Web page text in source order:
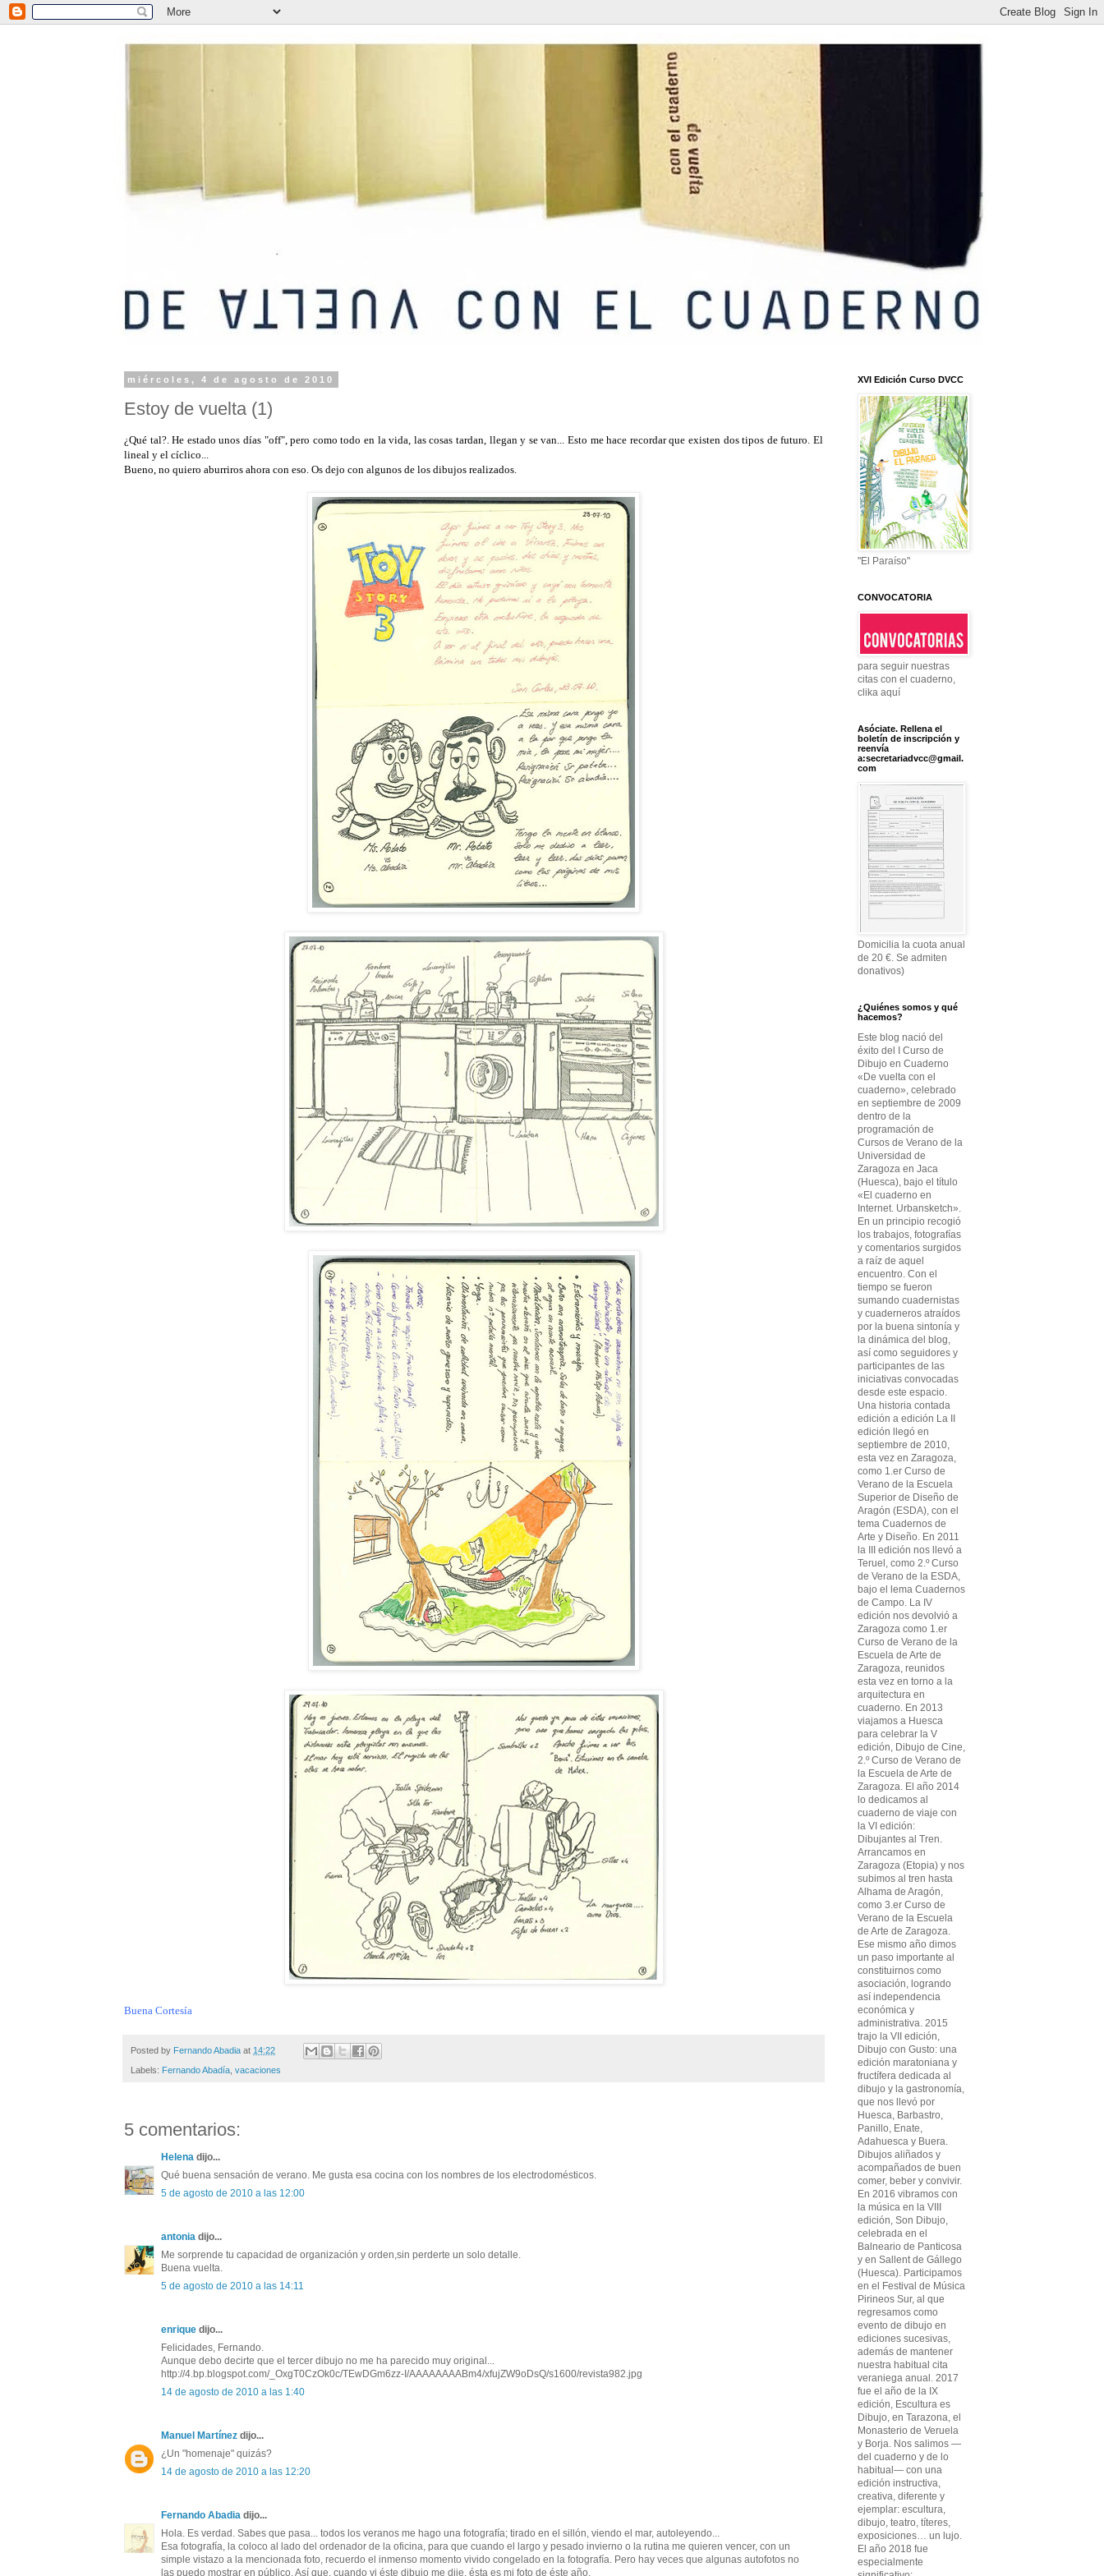
miércoles, 4 de agosto de 2010
Estoy de vuelta (1)
¿Qué tal?. He estado unos días "off", pero como todo en la vida, las cosas tardan, llegan y se van... Esto me hace recordar que existen dos tipos de futuro. El
lineal y el cíclico...
Bueno, no quiero aburriros ahora con eso. Os dejo con algunos de los dibujos realizados.
Buena Cortesía
Posted by Fernando Abadia at 14:22
Labels: Fernando Abadía vacaciones
5 comentarios:
Helena dijo...
Qué buena sensación de verano. Me gusta esa cocina con los nombres de los electrodomésticos.
5 de agosto de 2010 a las 12:00
antonia dijo...
Me sorprende tu capacidad de organización y orden,sin perderte un solo detalle.
Buena vuelta.
5 de agosto de 2010 a las 14:11
enrique dijo...
Felicidades, Fernando.
Aunque debo decirte que el tercer dibujo no me ha parecido muy original...
http://4.bp.blogspot.com/_OxgT0CzOk0c/TEwDGm6zz-I/AAAAAAAABm4/xfujZW9oDsQ/s1600/revista982.jpg
14 de agosto de 2010 a las 1:40
Manuel Martínez dijo...
¿Un "homenaje" quizás?
14 de agosto de 2010 a las 12:20
Fernando Abadia dijo...
Hola. Es verdad. Sabes que pasa... todos los veranos me hago una fotografía; tirado en el sillón, viendo el mar, autoleyendo...
Esa fotografía, la coloco al lado del ordenador de la oficina, para que cuando el largo y pesado invierno o la rutina me quieren vencer, con un
simple vistazo a la mencionada foto, recuerdo el inmenso momento vivido congelado en la fotografía. Pero hay veces que algunas autofotos no
las puedo mostrar en público. Así que, cuando vi éste dibujo me dije, ésta es mi foto de éste año.
XVI Edición Curso DVCC
"El Paraíso"
CONVOCATORIA
para seguir nuestras
citas con el cuaderno,
clika aquí
Asóciate. Rellena el
boletín de inscripción y
reenvía
a:secretariadvcc@gmail.
com
Domicilia la cuota anual
de 20 €. Se admiten
donativos)
¿Quiénes somos y qué
hacemos?
Este blog nació del
éxito del I Curso de
Dibujo en Cuaderno
«De vuelta con el
cuaderno», celebrado
en septiembre de 2009
dentro de la
programación de
Cursos de Verano de la
Universidad de
Zaragoza en Jaca
(Huesca), bajo el título
«El cuaderno en
Internet. Urbansketch».
En un principio recogió
los trabajos, fotografías
y comentarios surgidos
a raíz de aquel
encuentro. Con el
tiempo se fueron
sumando cuadernistas
y cuaderneros atraídos
por la buena sintonía y
la dinámica del blog,
así como seguidores y
participantes de las
iniciativas convocadas
desde este espacio.
Una historia contada
edición a edición La II
edición llegó en
septiembre de 2010,
esta vez en Zaragoza,
como 1.er Curso de
Verano de la Escuela
Superior de Diseño de
Aragón (ESDA), con el
tema Cuadernos de
Arte y Diseño. En 2011
la III edición nos llevó a
Teruel, como 2.º Curso
de Verano de la ESDA,
bajo el lema Cuadernos
de Campo. La IV
edición nos devolvió a
Zaragoza como 1.er
Curso de Verano de la
Escuela de Arte de
Zaragoza, reunidos
esta vez en torno a la
arquitectura en
cuaderno. En 2013
viajamos a Huesca
para celebrar la V
edición, Dibujo de Cine,
2.º Curso de Verano de
la Escuela de Arte de
Zaragoza. El año 2014
lo dedicamos al
cuaderno de viaje con
la VI edición:
Dibujantes al Tren.
Arrancamos en
Zaragoza (Etopia) y nos
subimos al tren hasta
Alhama de Aragón,
como 3.er Curso de
Verano de la Escuela
de Arte de Zaragoza.
Ese mismo año dimos
un paso importante al
constituirnos como
asociación, logrando
así independencia
económica y
administrativa. 2015
trajo la VII edición,
Dibujo con Gusto: una
edición maratoniana y
fructífera dedicada al
dibujo y la gastronomía,
que nos llevó por
Huesca, Barbastro,
Panillo, Enate,
Adahuesca y Buera.
Dibujos aliñados y
acompañados de buen
comer, beber y convivir.
En 2016 vibramos con
la música en la VIII
edición, Son Dibujo,
celebrada en el
Balneario de Panticosa
y en Sallent de Gállego
(Huesca). Participamos
en el Festival de Música
Pirineos Sur, al que
regresamos como
evento de dibujo en
ediciones sucesivas,
además de mantener
nuestra habitual cita
veraniega anual. 2017
fue el año de la IX
edición, Escultura es
Dibujo, en Tarazona, el
Monasterio de Veruela
y Borja. Nos salimos —
del cuaderno y de lo
habitual— con una
edición instructiva,
creativa, diferente y
ejemplar: escultura,
dibujo, teatro, títeres,
exposiciones… un lujo.
El año 2018 fue
especialmente